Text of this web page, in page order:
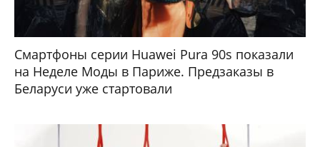
Смартфоны серии Huawei Pura 90s показали
на Неделе Моды в Париже. Предзаказы в
Беларуси уже стартовали